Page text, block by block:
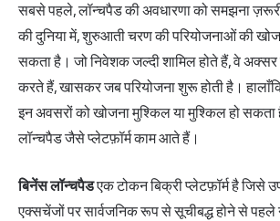
सबसे पहले, लॉन्चपैड की अवधारणा को समझना
की दुनिया में, शुरुआती चरण की परियोजनाओं की खोज
सकता है। जो निवेशक जल्दी शामिल होते हैं, वे अक्सर
करते हैं, खासकर जब परियोजना शुरू होती है।
इन अवसरों को खोजना मुश्किल या मुश्किल हो सकता
लॉन्चपैड जैसे प्लेटफ़ॉर्म काम आते हैं।
बिनेंस लॉन्चपैडएक टोकन बिक्री प्लेटफ़ॉर्म है जिसे
एक्सचेंजों पर सार्वजनिक रूप से सूचीबद्ध होने से